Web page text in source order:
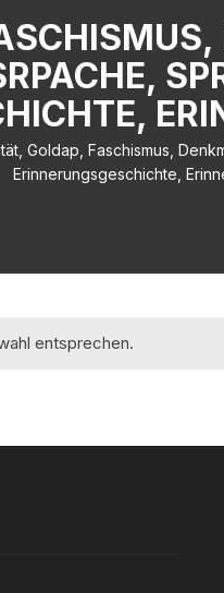
Goldap, Faschismus,
Erinnerungsgeschichte,
entsprechen.